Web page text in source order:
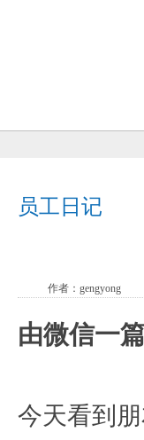
员工日记
作者：gengyong
由微信一
今天看到